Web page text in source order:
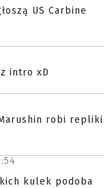
US Carbine
intro xD
robi repliki
kulek podoba